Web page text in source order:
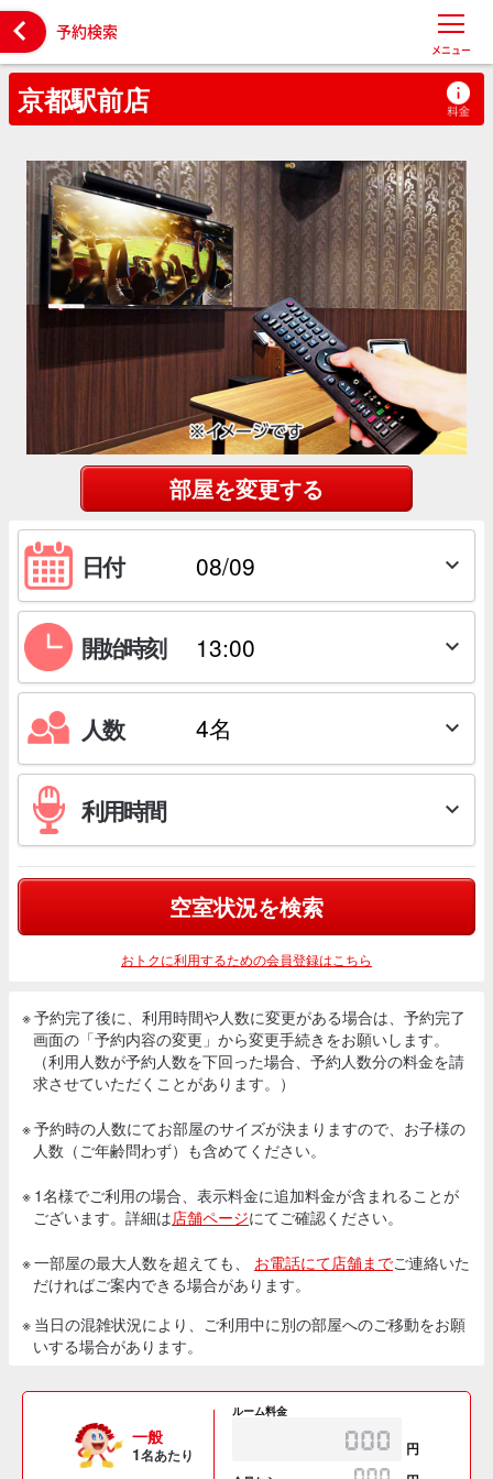
 予約検索
メニュー
京都駅前店
部屋を変更する
日付 
開始時刻 
人数 
利用時間 
空室状況を検索
おトクに利用するための会員登録はこちら
※ 予約完了後に、利用時間や人数に変更がある場合は、予約完了
画面の「予約内容の変更」から変更手続きをお願いします。
（利用人数が予約人数を下回った場合、予約人数分の料金を請
求させていただくことがあります。）
※ 予約時の人数にてお部屋のサイズが決まりますので、お子様の
人数（ご年齢問わず）も含めてください。
※ 1名様でご利用の場合、表示料金に追加料金が含まれることが
ございます。詳細は店舗ページにてご確認ください。
※ 一部屋の最大人数を超えても、 お電話にて店舗までご連絡いた
だければご案内できる場合があります。
※ 当日の混雑状況により、ご利用中に別の部屋へのご移動をお願
いする場合があります。
一般
1名あたり
ルーム料金
円